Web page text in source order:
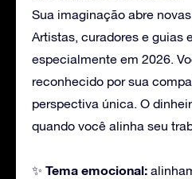
Sua imaginação abre
Artistas, curadores e guias
especialmente em 2026.
reconhecido por sua
perspectiva única. O
quando você alinha seu
✨ Tema emocional: